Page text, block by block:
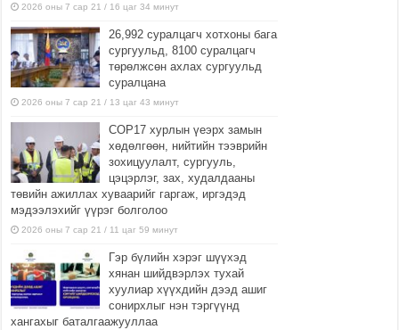
2026 оны 7 сар 21 / 16 цаг 34 минут
26,992 суралцагч хотхоны бага
сургуульд, 8100 суралцагч
төрөлжсөн ахлах сургуульд
суралцана
2026 оны 7 сар 21 / 13 цаг 43 минут
COP17 хурлын үеэрх замын
хөдөлгөөн, нийтийн тээврийн
зохицуулалт, сургууль,
цэцэрлэг, зах, худалдааны
төвийн ажиллах хуваарийг гаргаж, иргэдэд
мэдээлэхийг үүрэг болголоо
2026 оны 7 сар 21 / 11 цаг 59 минут
Гэр бүлийн хэрэг шүүхэд
хянан шийдвэрлэх тухай
хуулиар хүүхдийн дээд ашиг
сонирхлыг нэн тэргүүнд
хангахыг баталгаажууллаа